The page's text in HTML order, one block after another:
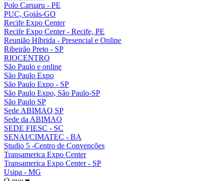
Polo Caruaru - PE
PUC, Goiás-GO
Recife Expo Center
Recife Expo Center - Recife, PE
Reunião Híbrida - Presencial e Online
Ribeirão Preto - SP
RIOCENTRO
São Paulo e online
São Paulo Expo
São Paulo Expo - SP
São Paulo Expo, São Paulo-SP
São Paulo SP
Sede ABIMAQ SP
Sede da ABIMAQ
SEDE FIESC - SC
SENAI/CIMATEC - BA
Studio 5 -Centro de Convenções
Transamerica Expo Center
Transamerica Expo Center - SP
Usipa - MG